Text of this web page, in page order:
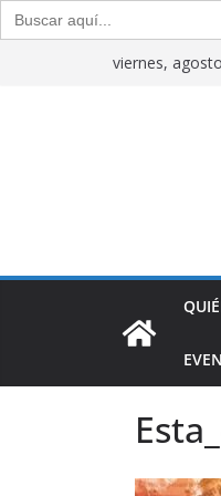
Buscar:
viernes,